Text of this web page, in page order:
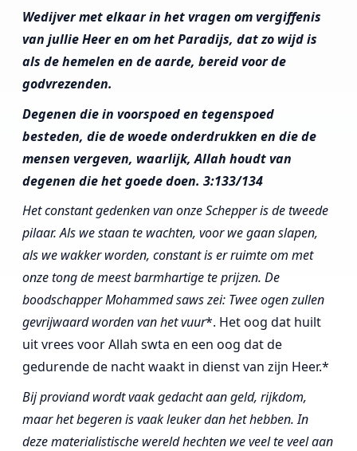
Wedijver met elkaar in het vragen om vergiffenis
van jullie Heer en om het Paradijs, dat zo wijd is
als de hemelen en de aarde, bereid voor de
godvrezenden.
Degenen die in voorspoed en tegenspoed
besteden, die de woede onderdrukken en die de
mensen vergeven, waarlijk, Allah houdt van
degenen die het goede doen. 3:133/134
Het constant gedenken van onze Schepper is de tweede
pilaar. Als we staan te wachten, voor we gaan slapen,
als we wakker worden, constant is er ruimte om met
onze tong de meest barmhartige te prijzen. De
boodschapper Mohammed saws zei: Twee ogen zullen
gevrijwaard worden van het vuur*. Het oog dat huilt
uit vrees voor Allah swta en een oog dat de
gedurende de nacht waakt in dienst van zijn Heer.*
Bij proviand wordt vaak gedacht aan geld, rijkdom,
maar het begeren is vaak leuker dan het hebben. In
deze materialistische wereld hechten we veel te veel aan